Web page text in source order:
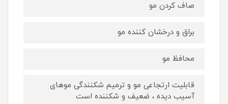
صاف کردن مو
براق و درخشان کننده مو
محافظ مو
قابلیت ارتجاعی مو و ترمیم شکنندگی موهای
آسیب دیده ، ضعیف و شکننده است